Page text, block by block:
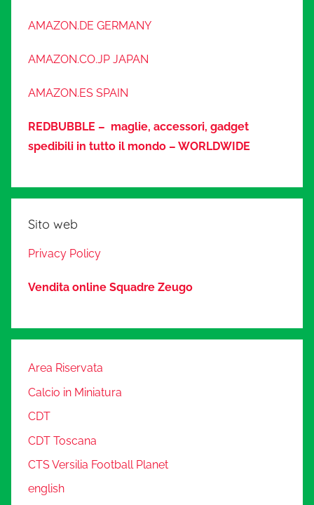
AMAZON.DE GERMANY
AMAZON.CO.JP JAPAN
AMAZON.ES SPAIN
REDBUBBLE – maglie, accessori, gadget
spedibili in tutto il mondo – WORLDWIDE
Sito web
Privacy Policy
Vendita online Squadre Zeugo
Area Riservata
Calcio in Miniatura
CDT
CDT Toscana
CTS Versilia Football Planet
english